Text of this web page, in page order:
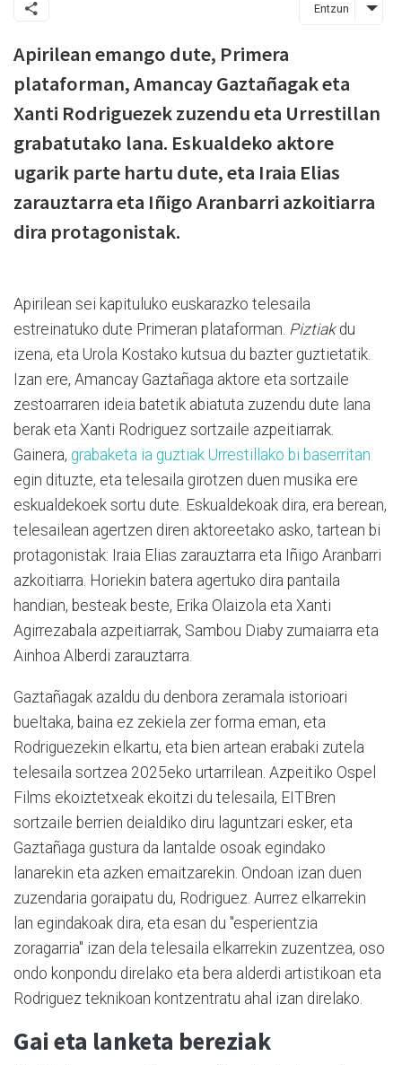
Entzun
Apirilean emango dute, Primera
plataforman, Amancay Gaztañagak eta
Xanti Rodriguezek zuzendu eta Urrestillan
grabatutako lana. Eskualdeko aktore
ugarik parte hartu dute, eta Iraia Elias
zarauztarra eta Iñigo Aranbarri azkoitiarra
dira protagonistak.
Apirilean sei kapituluko euskarazko telesaila
estreinatuko dute Primeran plataforman. Piztiakdu
izena, eta Urola Kostako kutsua du bazter guztietatik.
Izan ere, Amancay Gaztañaga aktore eta sortzaile
zestoarraren ideia batetik abiatuta zuzendu dute lana
berak eta Xanti Rodriguez sortzaile azpeitiarrak.
Gainera, grabaketa ia guztiak Urrestillako bi baserritan
egin dituzte, eta telesaila girotzen duen musika ere
eskualdekoek sortu dute. Eskualdekoak dira, era berean,
telesailean agertzen diren aktoreetako asko, tartean bi
protagonistak: Iraia Elias zarauztarra eta Iñigo Aranbarri
azkoitiarra. Horiekin batera agertuko dira pantaila
handian, besteak beste, Erika Olaizola eta Xanti
Agirrezabala azpeitiarrak, Sambou Diaby zumaiarra eta
Ainhoa Alberdi zarauztarra.
Gaztañagak azaldu du denbora zeramala istorioari
bueltaka, baina ez zekiela zer forma eman, eta
Rodriguezekin elkartu, eta bien artean erabaki zutela
telesaila sortzea 2025eko urtarrilean. Azpeitiko Ospel
Films ekoiztetxeak ekoitzi du telesaila, EITBren
sortzaile berrien deialdiko diru laguntzari esker, eta
Gaztañaga gustura da lantalde osoak egindako
lanarekin eta azken emaitzarekin. Ondoan izan duen
zuzendaria goraipatu du, Rodriguez. Aurrez elkarrekin
lan egindakoak dira, eta esan du "esperientzia
zoragarria" izan dela telesaila elkarrekin zuzentzea, oso
ondo konpondu direlako eta bera alderdi artistikoan eta
Rodriguez teknikoan kontzentratu ahal izan direlako.
Gai eta lanketa bereziak